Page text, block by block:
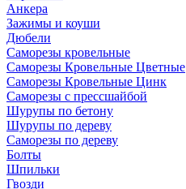
Анкера
Зажимы и коуши
Дюбели
Саморезы кровельные
Саморезы Кровельные Цветные
Саморезы Кровельные Цинк
Саморезы с прессшайбой
Шурупы по бетону
Шурупы по дереву
Саморезы по дереву
Болты
Шпильки
Гвозди